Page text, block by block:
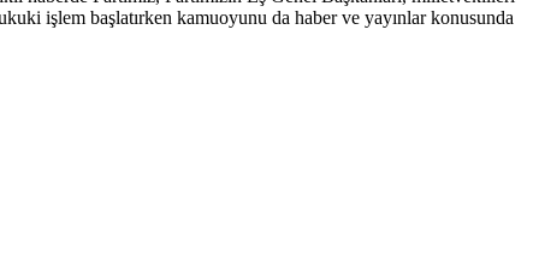
işlem başlatırken kamuoyunu da haber ve yayınlar konusunda